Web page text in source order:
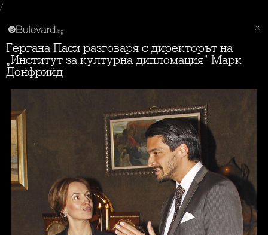
/
Гергана Паси разговаря с директорът на
„Институт за културна дипломация” Марк
Донфрийд